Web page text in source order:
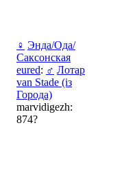
♀ Энда/Ода/
Саксонская
eured: ♂ Лотар
van Stade (із
Города)
marvidigezh:
874?